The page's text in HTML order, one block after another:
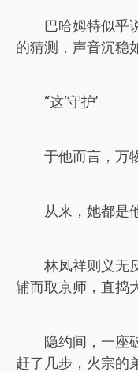
巴哈姆特似乎
的猜测，声音沉稳
“这‘守护’
于他而言，万
从来，她都是
林凤祥则义无
辅而取京师，直捣
隐约间，一座
赶了几步，火宗的